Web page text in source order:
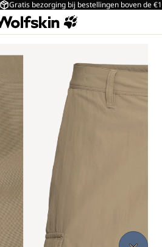
Gratis bezorging bij bestellingen boven de